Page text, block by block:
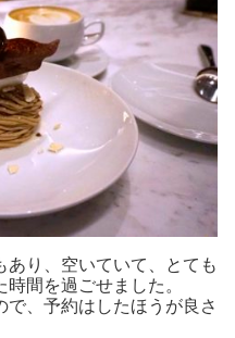
あり、空いていて、とても
間を過ごせました。
で、予約はしたほうが良さ